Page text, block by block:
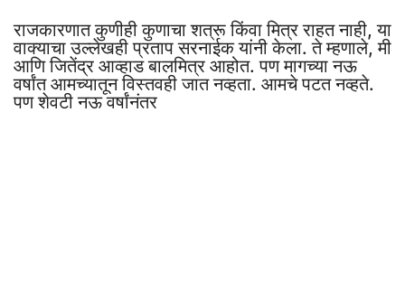
राजकारणात कुणीही कुणाचा शत्रू किंवा मित्र राहत नाही, या
वाक्याचा उल्लेखही प्रताप सरनाईक यांनी केला. ते म्हणाले, मी
आणि जितेंद्र आव्हाड बालमित्र आहोत. पण मागच्या नऊ
वर्षांत आमच्यातून विस्तवही जात नव्हता. आमचे पटत नव्हते.
पण शेवटी नऊ वर्षांनंतर